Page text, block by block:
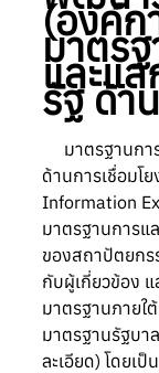
(องค์ก
มาตร
และแ
รัฐ ด้า
มาตรฐานการ
ด้านการเชื่อมโ
Information
มาตรฐานการแ
ของสถาปัตยกร
กับผู้เกี่ยวข้อง
มาตรฐานภายใ
มาตรฐานรัฐบา
ละเอียด) โดยเป็